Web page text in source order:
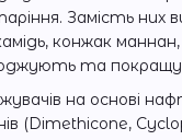
Замість них
конжак
та
на основі
(Dimethicone,